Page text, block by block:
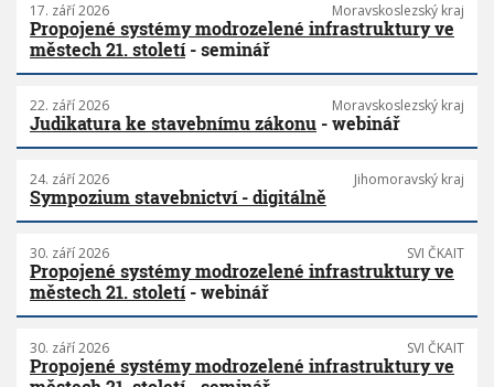
17. září 2026 Moravskoslezský kraj
Propojené systémy modrozelené infrastruktury ve
městech 21. století- seminář
22. září 2026 Moravskoslezský kraj
Judikatura ke stavebnímu zákonu - webinář
24. září 2026 Jihomoravský kraj
Sympozium stavebnictví - digitálně
30. září 2026 SVI ČKAIT
Propojené systémy modrozelené infrastruktury ve
městech 21. století- webinář
30. září 2026 SVI ČKAIT
Propojené systémy modrozelené infrastruktury ve